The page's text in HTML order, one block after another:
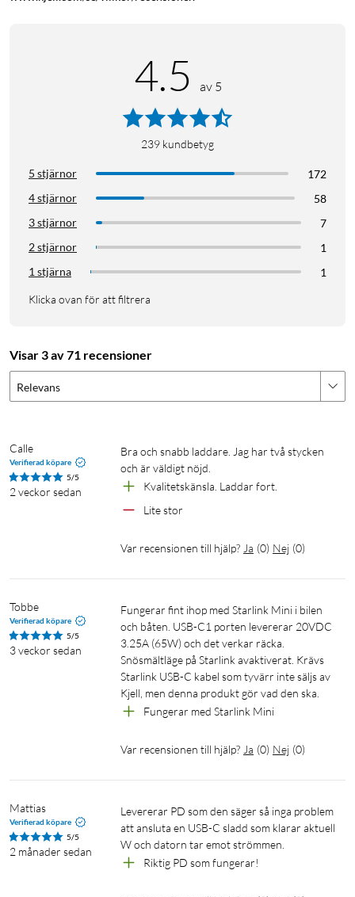
4.5 av 5
239 kundbetyg
5 stjärnor
172
4 stjärnor
58
3 stjärnor
7
2 stjärnor
1
1 stjärna
1
Klicka ovan för att filtrera
Visar 3 av 71 recensioner
Relevans
Calle
Verifierad köpare
5/5
2 veckor sedan
Bra och snabb laddare. Jag har två stycken
och är väldigt nöjd.
Kvalitetskänsla. Laddar fort.
Lite stor
Var recensionen till hjälp? Ja (0) Nej (0)
Tobbe
Verifierad köpare
5/5
3 veckor sedan
Fungerar fint ihop med Starlink Mini i bilen
och båten. USB-C1 porten levererar 20VDC
3.25A (65W) och det verkar räcka.
Snösmältläge på Starlink avaktiverat. Krävs
Starlink USB-C kabel som tyvärr inte säljs av
Kjell, men denna produkt gör vad den ska.
Fungerar med Starlink Mini
Var recensionen till hjälp? Ja (0) Nej (0)
Mattias
Verifierad köpare
5/5
2 månader sedan
Levererar PD som den säger så inga problem
att ansluta en USB-C sladd som klarar aktuell
W och datorn tar emot strömmen.
Riktig PD som fungerar!